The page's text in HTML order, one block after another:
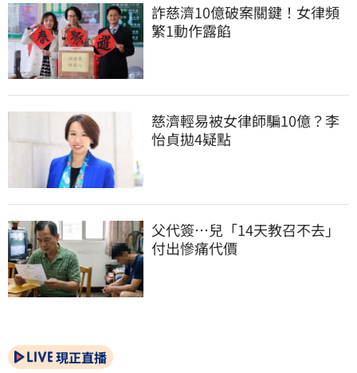
詐慈濟10億破案關鍵！女律頻
繁1動作露餡
慈濟輕易被女律師騙10億？李
怡貞拋4疑點
父代簽…兒「14天教召不去」
付出慘痛代價
現正直播